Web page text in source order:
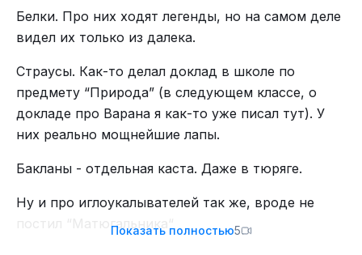
Белки. Про них ходят легенды, но на самом деле
видел их только из далека.
Страусы. Как-то делал доклад в школе по
предмету “Природа” (в следующем классе, о
докладе про Варана я как-то уже писал тут). У
них реально мощнейшие лапы.
Бакланы - отдельная каста. Даже в тюряге.
Ну и про иглоукалывателей так же, вроде не
постил “Матюгальника“Показать полностью5